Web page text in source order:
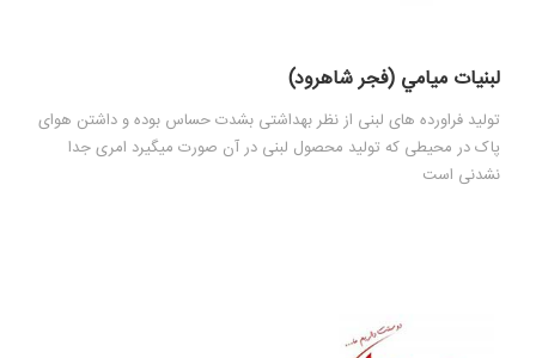
لبنيات ميامي (فجر شاهرود)
تولید فراورده های لبنی از نظر بهداشتی بشدت حساس بوده و داشتن هوای
پاک در محیطی که تولید محصول لبنی در آن صورت میگیرد امری جدا
نشدنی است